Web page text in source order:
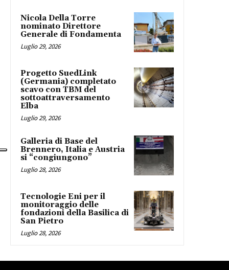
Nicola Della Torre
nominato Direttore
Generale di Fondamenta
Luglio 29, 2026
Progetto SuedLink
(Germania) completato
scavo con TBM del
sottoattraversamento
Elba
Luglio 29, 2026
Galleria di Base del
Brennero, Italia e Austria
si “congiungono”
Luglio 28, 2026
Tecnologie Eni per il
monitoraggio delle
fondazioni della Basilica di
San Pietro
Luglio 28, 2026